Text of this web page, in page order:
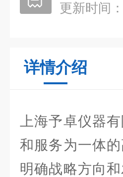
更新时间：
详情介绍
上海予卓仪器
和服务为一体
明确战略方向